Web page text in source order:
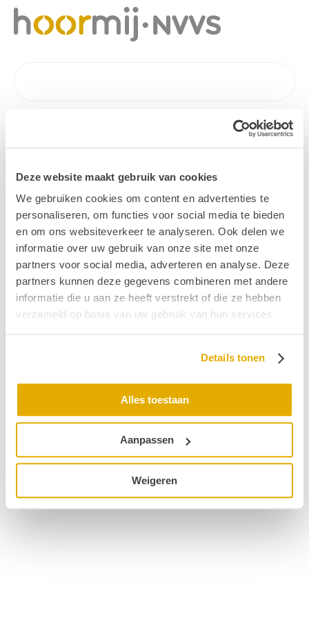
Deze website maakt gebruik van cookies
We gebruiken cookies om content en advertenties te
personaliseren, om functies voor social media te bieden
en om ons websiteverkeer te analyseren. Ook delen we
informatie over uw gebruik van onze site met onze
partners voor social media, adverteren en analyse. Deze
partners kunnen deze gegevens combineren met andere
informatie die u aan ze heeft verstrekt of die ze hebben
verzameld op basis van uw gebruik van hun services.
Details tonen
Alles toestaan
Aanpassen
Weigeren